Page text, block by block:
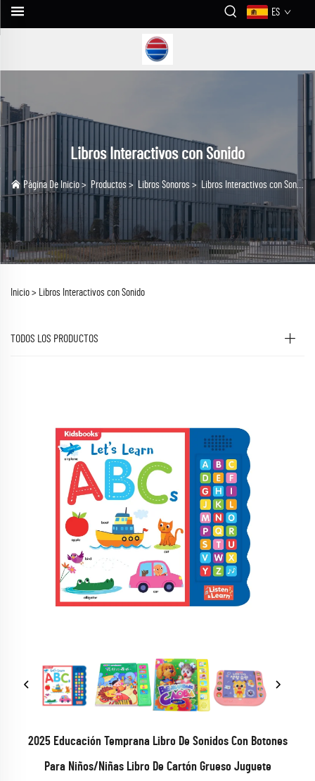
ES
Libros Interactivos con Sonido
Página De Inicio > Productos > Libros Sonoros > Libros Interactivos con Sonido
Inicio > Libros Interactivos con Sonido
TODOS LOS PRODUCTOS
2025 Educación Temprana Libro De Sonidos Con Botones
Para Niños/Niñas Libro De Cartón Grueso Juguete